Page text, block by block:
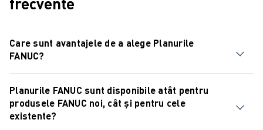
Care sunt avantajele de a alege Planurile
FANUC?
Planurile FANUC sunt servicii tehnice pe bază de
abonament adaptate nevoilor dvs. operaționale, oferind
transparență completă asupra costurilor de proprietate a
Planurile FANUC sunt disponibile atât pentru
produsele FANUC noi, cât și pentru cele
existente?